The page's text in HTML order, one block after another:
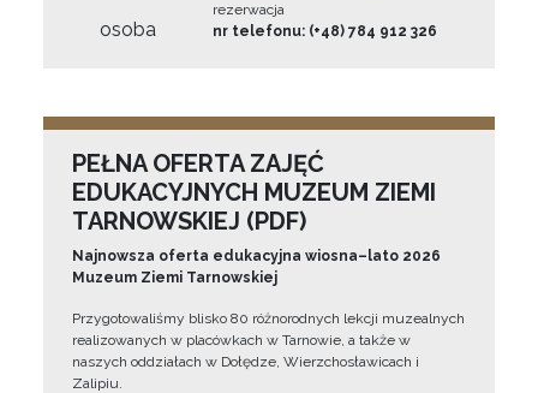
osoba
rezerwacja
nr telefonu: (+48) 784 912 326
PEŁNA OFERTA ZAJĘĆ
EDUKACYJNYCH MUZEUM ZIEMI
TARNOWSKIEJ (PDF)
Najnowsza oferta edukacyjna wiosna–lato 2026
Muzeum Ziemi Tarnowskiej
Przygotowaliśmy blisko 80 różnorodnych lekcji muzealnych
realizowanych w placówkach w Tarnowie, a także w
naszych oddziałach w Dołędze, Wierzchosławicach i
Zalipiu.